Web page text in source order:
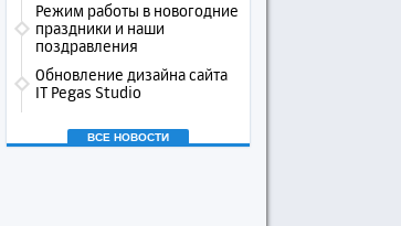
Режим работы в новогодние
праздники и наши
поздравления
Обновление дизайна сайта
IT Pegas Studio
ВСЕ НОВОСТИ